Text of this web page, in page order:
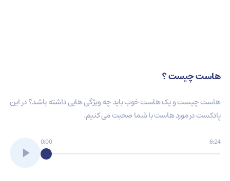
هاست چیست ؟
هاست چیست و یک هاست خوب باید چه ویژگی هایی داشته باشد؟ در این
پادکست در مورد هاست با شما صحبت می کنیم.
0:00 6:24